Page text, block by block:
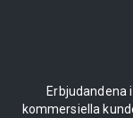
Erbjudandena
kommersiella